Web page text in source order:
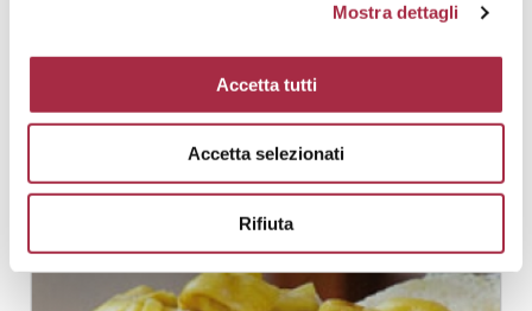
Mostra dettagli
Accetta tutti
Accetta selezionati
Rifiuta
RÚCULA Y ACETO BALSAMICO DI MODENA
,RICETTE D’AUTORE